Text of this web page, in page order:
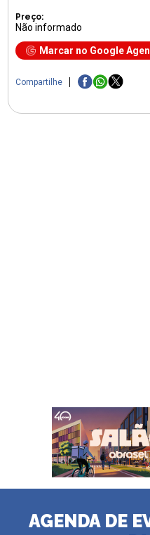
Preço:
Não informado
Marcar no Google
Compartilhe
AGENDA DE